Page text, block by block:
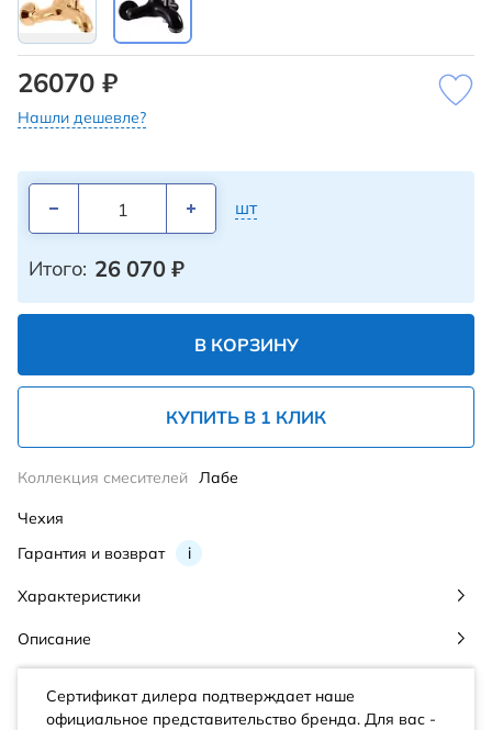
26070 ₽
Нашли дешевле?
шт
Итого: 26 070 ₽
В КОРЗИНУ
КУПИТЬ В 1 КЛИК
Гарантия и возврат i
Коллекция смесителей Лабе
Чехия
Характеристики
Описание
Сертификат дилера подтверждает наше
официальное представительство бренда. Для вас -